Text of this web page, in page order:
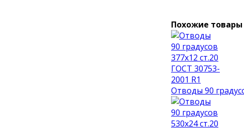
Похожие товары
Отводы 90